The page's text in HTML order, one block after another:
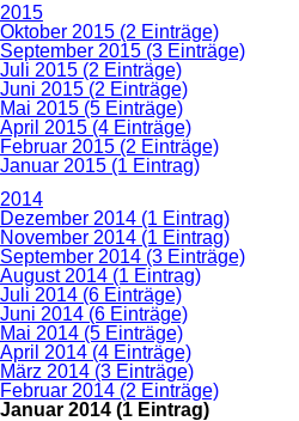
2015
Oktober 2015 (2 Einträge)
September 2015 (3 Einträge)
Juli 2015 (2 Einträge)
Juni 2015 (2 Einträge)
Mai 2015 (5 Einträge)
April 2015 (4 Einträge)
Februar 2015 (2 Einträge)
Januar 2015 (1 Eintrag)
2014
Dezember 2014 (1 Eintrag)
November 2014 (1 Eintrag)
September 2014 (3 Einträge)
August 2014 (1 Eintrag)
Juli 2014 (6 Einträge)
Juni 2014 (6 Einträge)
Mai 2014 (5 Einträge)
April 2014 (4 Einträge)
März 2014 (3 Einträge)
Februar 2014 (2 Einträge)
Januar 2014 (1 Eintrag)